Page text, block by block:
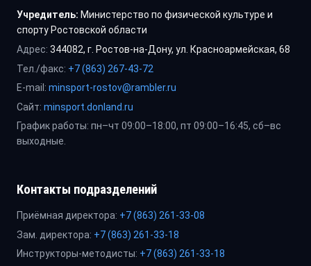
Учредитель: Министерство по физической культуре и
спорту Ростовской области
Адрес: 344082, г. Ростов-на-Дону, ул. Красноармейская, 68
Тел./факс: +7 (863) 267-43-72
E-mail: minsport-rostov@rambler.ru
Сайт: minsport.donland.ru
График работы: пн–чт 09:00–18:00, пт 09:00–16:45, сб–вс
выходные.
Контакты подразделений
Приёмная директора: +7 (863) 261-33-08
Зам. директора: +7 (863) 261-33-18
Инструкторы-методисты: +7 (863) 261-33-18